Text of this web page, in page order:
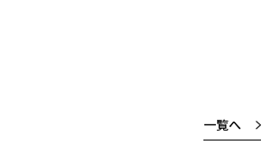
一覧へ